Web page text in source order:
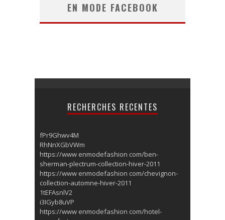
EN MODE FACEBOOK
RECHERCHES RECENTES
fPr9Ghwv4M
RhNnXGbVWm
https://www enmodefashion com/ben-
sherman-plectrum-collection-hiver-2011
https://www enmodefashion com/chevignon-
collection-automne-hiver-2011
1tEFAsnlV2
i3IGyb8uVP
https://www enmodefashion com/hotel-